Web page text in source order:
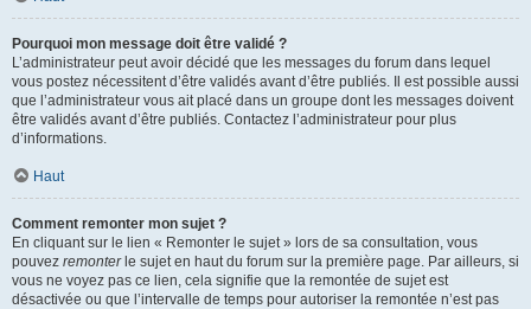
Pourquoi mon message doit être validé ?
L’administrateur peut avoir décidé que les messages du forum dans lequel
vous postez nécessitent d’être validés avant d’être publiés. Il est possible aussi
que l’administrateur vous ait placé dans un groupe dont les messages doivent
être validés avant d’être publiés. Contactez l’administrateur pour plus
d’informations.
Haut
Comment remonter mon sujet ?
En cliquant sur le lien « Remonter le sujet » lors de sa consultation, vous
pouvez remonterle sujet en haut du forum sur la première page. Par ailleurs, si
vous ne voyez pas ce lien, cela signifie que la remontée de sujet est
désactivée ou que l’intervalle de temps pour autoriser la remontée n’est pas